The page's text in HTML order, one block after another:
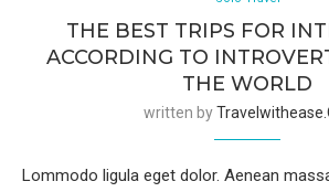
THE BEST TRIPS FOR
ACCORDING TO
THE WORLD
written by
Lommodo ligula eget dolor. Aenean